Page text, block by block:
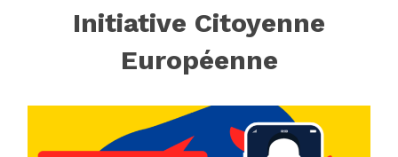
Initiative Citoyenne
Européenne